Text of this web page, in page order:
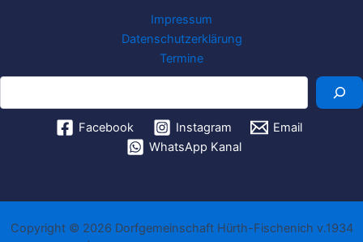
Impressum
Datenschutzerklärung
Termine
Suchen
Facebook Instagram
Email
WhatsApp Kanal
Copyright © 2026 Dorfgemeinschaft Hürth-Fischenich v.1934